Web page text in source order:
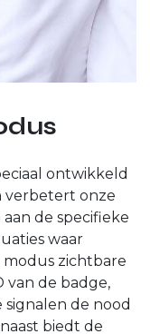
ontwikkeld
verbetert onze
de specifieke
waar
modus zichtbare
van de badge,
de nood
biedt de